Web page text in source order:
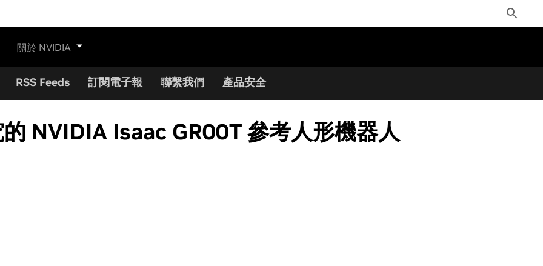
Toggle
Search
關於 NVIDIA
RSS Feeds 訂閱電子報 聯繫我們 產品安全
NVIDIA Isaac GR00T 參考人形機器人